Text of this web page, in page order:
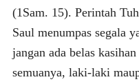
(1Sam. 15). Perintah
Saul menumpas segala
jangan ada belas
semuanya, laki-laki